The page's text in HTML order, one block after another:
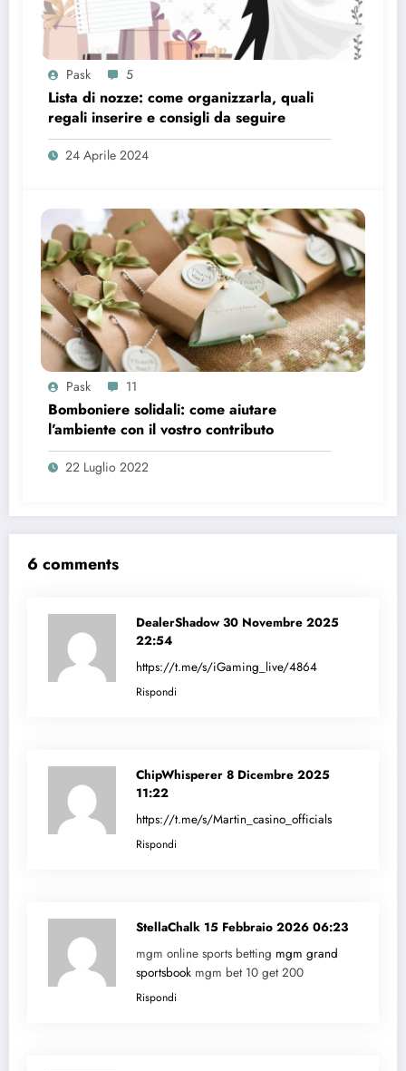
Pask 5
Lista di nozze: come organizzarla, quali
regali inserire e consigli da seguire
24 Aprile 2024
Pask 11
Bomboniere solidali: come aiutare
l’ambiente con il vostro contributo
22 Luglio 2022
6 comments
DealerShadow 30 Novembre 2025
22:54
https://t.me/s/iGaming_live/4864
Rispondi
ChipWhisperer 8 Dicembre 2025
11:22
https://t.me/s/Martin_casino_officials
Rispondi
StellaChalk 15 Febbraio 2026 06:23
mgm online sports betting mgm grand
sportsbook mgm bet 10 get 200
Rispondi